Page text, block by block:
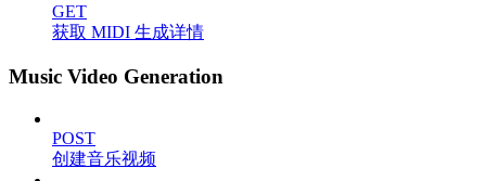
GET
获取 MIDI 生成详情
Music Video Generation
POST
创建音乐视频